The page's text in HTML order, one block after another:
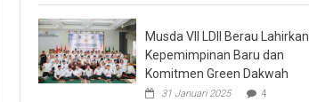
Musda VII LDII Berau Lahirkan
Kepemimpinan Baru dan
Komitmen Green Dakwah
31 Januari 2025 4